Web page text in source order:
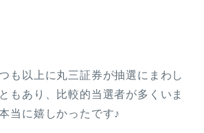
も以上に丸三証券が抽選にまわし
もあり、比較的当選者が多くいま
当に嬉しかったです♪